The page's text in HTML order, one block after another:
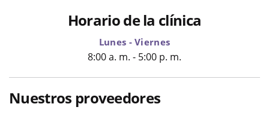
Horario de la clínica
Lunes - Viernes
8:00 a. m. - 5:00 p. m.
Nuestros proveedores